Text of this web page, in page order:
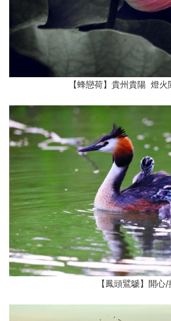
【蜂戀荷】貴州貴陽 燈火
【鳳頭鷿鷈】開心/